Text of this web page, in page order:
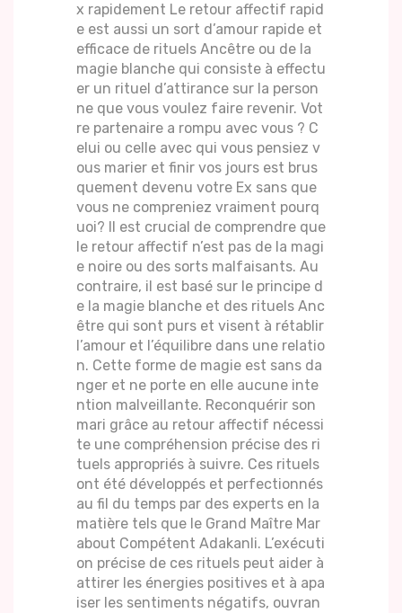
x rapidement Le retour affectif rapid
e est aussi un sort d’amour rapide et
efficace de rituels Ancêtre ou de la
magie blanche qui consiste à effectu
er un rituel d’attirance sur la person
ne que vous voulez faire revenir. Vot
re partenaire a rompu avec vous ? C
elui ou celle avec qui vous pensiez v
ous marier et finir vos jours est brus
quement devenu votre Ex sans que
vous ne compreniez vraiment pourq
uoi? Il est crucial de comprendre que
le retour affectif n’est pas de la magi
e noire ou des sorts malfaisants. Au
contraire, il est basé sur le principe d
e la magie blanche et des rituels Anc
être qui sont purs et visent à rétablir
l’amour et l’équilibre dans une relatio
n. Cette forme de magie est sans da
nger et ne porte en elle aucune inte
ntion malveillante. Reconquérir son
mari grâce au retour affectif nécessi
te une compréhension précise des ri
tuels appropriés à suivre. Ces rituels
ont été développés et perfectionnés
au fil du temps par des experts en la
matière tels que le Grand Maître Mar
about Compétent Adakanli. L’exécuti
on précise de ces rituels peut aider à
attirer les énergies positives et à apa
iser les sentiments négatifs, ouvran